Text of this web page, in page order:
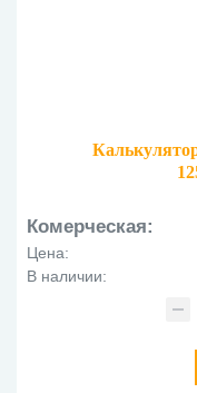
Комерческая:
Цена:
В наличии: